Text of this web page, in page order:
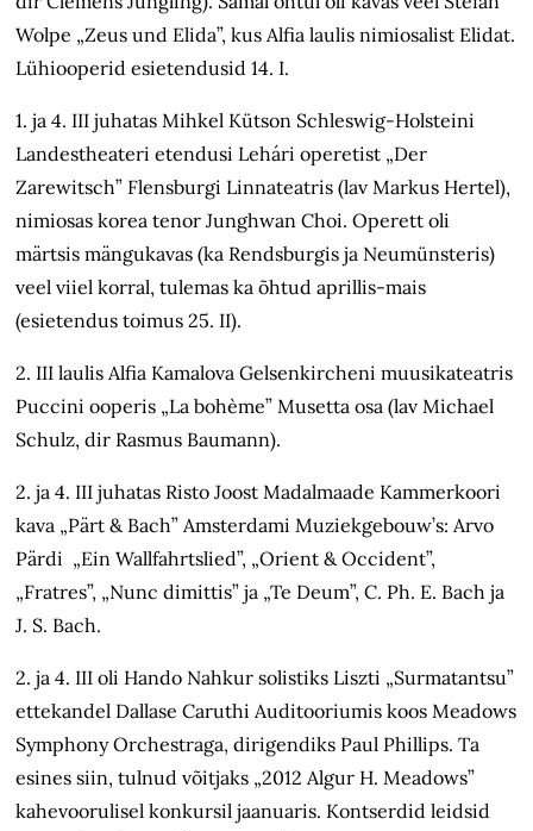
Wolpe „Zeus und Elida”, kus Alfia laulis nimiosalist Elidat.
Lühiooperid esietendusid 14. I.
1. ja 4. III juhatas Mihkel Kütson Schleswig-Holsteini
Landestheateri etendusi Lehári operetist „Der
Zarewitsch” Flensburgi Linnateatris (lav Markus Hertel),
nimiosas korea tenor Junghwan Choi. Operett oli
märtsis mängukavas (ka Rendsburgis ja Neumünsteris)
veel viiel korral, tulemas ka õhtud aprillis-mais
(esietendus toimus 25. II).
2. III laulis Alfia Kamalova Gelsenkircheni muusikateatris
Puccini ooperis „La bohème” Musetta osa (lav Michael
Schulz, dir Rasmus Baumann).
2. ja 4. III juhatas Risto Joost Madalmaade Kammerkoori
kava „Pärt & Bach” Amsterdami Muziekgebouw’s: Arvo
Pärdi „Ein Wallfahrtslied”, „Orient & Occident”,
„Fratres”, „Nunc dimittis” ja „Te Deum”, C. Ph. E. Bach ja
J. S. Bach.
2. ja 4. III oli Hando Nahkur solistiks Liszti „Surmatantsu”
ettekandel Dallase Caruthi Auditooriumis koos Meadows
Symphony Orchestraga, dirigendiks Paul Phillips. Ta
esines siin, tulnud võitjaks „2012 Algur H. Meadows”
kahevoorulisel konkursil jaanuaris. Kontserdid leidsid